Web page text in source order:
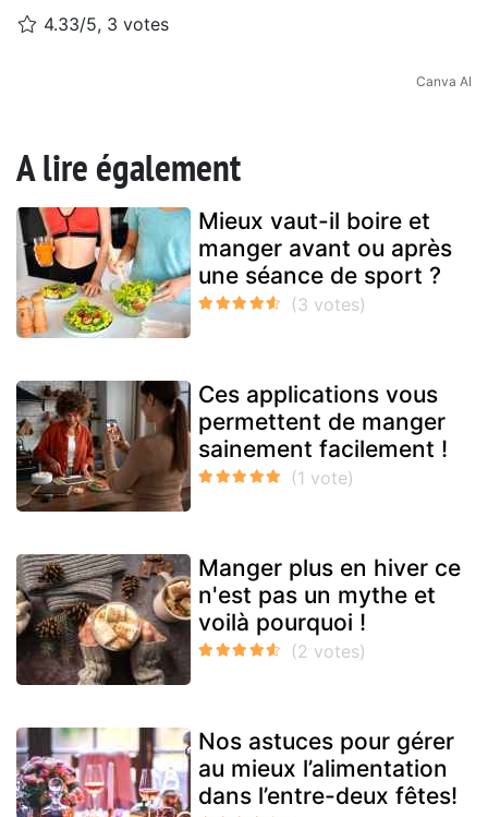
4.33/5, 3 votes
Canva AI
A lire également
Mieux vaut-il boire et
manger avant ou après
une séance de sport ?
Ces applications vous
permettent de manger
sainement facilement !
Manger plus en hiver ce
n'est pas un mythe et
voilà pourquoi !
Nos astuces pour gérer
au mieux l’alimentation
dans l’entre-deux fêtes!